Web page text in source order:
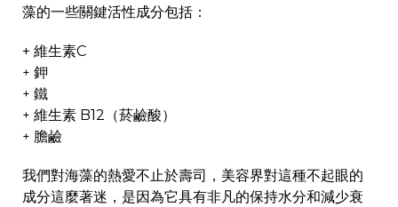
藻的一些關鍵活性成分包括：
+ 維生素C
+ 鉀
+ 鐵
+ 維生素 B12（菸鹼酸）
+ 膽鹼
我們對海藻的熱愛不止於壽司，美容界對這種不起眼的
成分這麼著迷，是因為它具有非凡的保持水分和減少衰